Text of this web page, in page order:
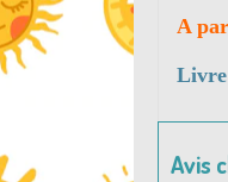
A
Livre
Avis